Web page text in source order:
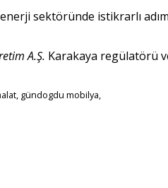
sektöründe istikrarlı
A.Ş. Karakaya regülatörü
gündogdu mobilya,